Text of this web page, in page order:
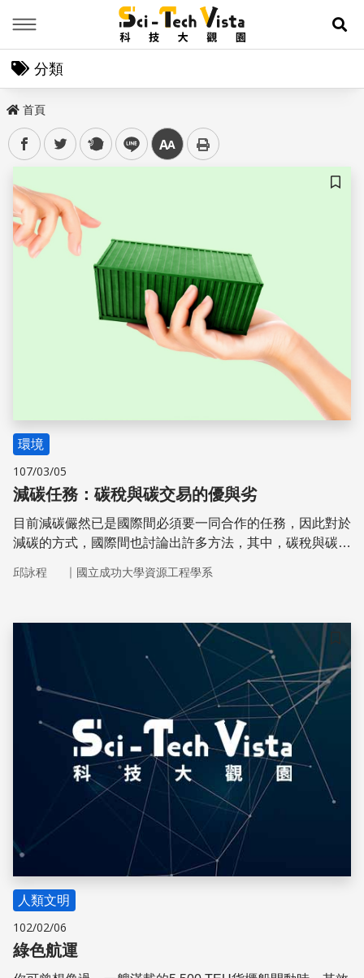
展
分類
首頁
facebooktwitter plurk line 中
儲存
環境
107/03/05
減碳任務：碳稅與碳交易的優與劣
目前減碳儼然已是國際間必須要一同合作的任務，因此對於
減碳的方式，國際間也討論出許多方法，其中，碳稅與碳交
稅與碳交易的目標都是一樣的但是又各自有自己的特色，但
我們該如何抉擇？
邱詠程 ｜ 國立成功大學資源工程學系
儲存
人類文明
102/02/06
綠色航運